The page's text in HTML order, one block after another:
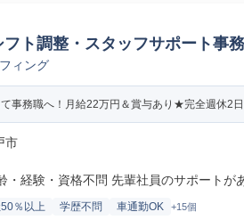
ト調整・スタッフサポート事
ィング
事務職へ！月給22万円＆賞与あり★完全週休2
市
・経験・資格不問 先輩社員のサポートが
％以上 学歴不問 車通勤OK +15個